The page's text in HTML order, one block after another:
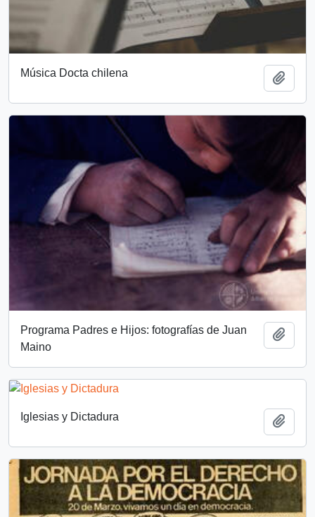
Música Docta chilena
Programa Padres e Hijos: fotografías de Juan
Maino
Iglesias y Dictadura